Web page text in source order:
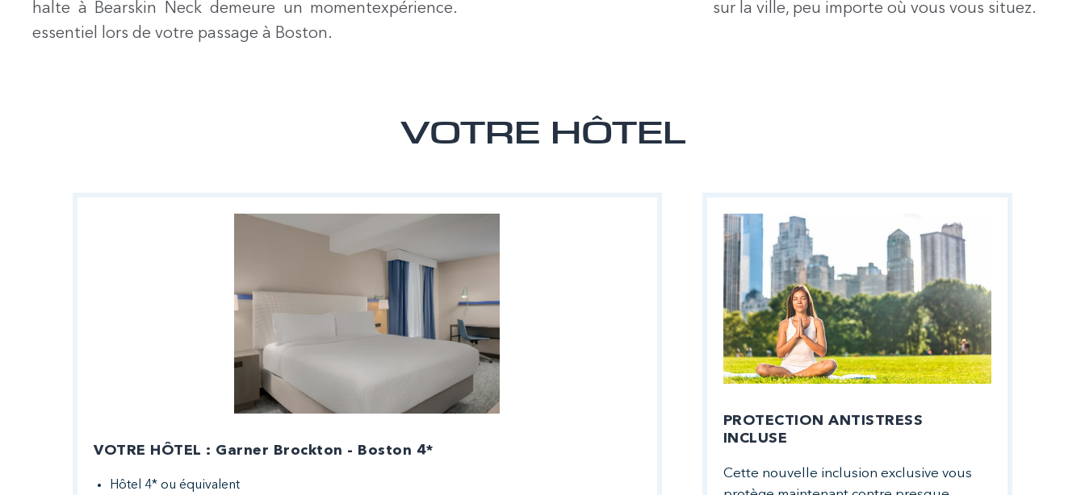
halte à Bearskin Neck demeure un moment
essentiel lors de votre passage à Boston.
expérience.
sur la ville, peu importe où vous vous situez.
VOTRE HÔTEL
VOTRE HÔTEL : Garner Brockton - Boston 4*
Hôtel 4* ou équivalent
PROTECTION ANTISTRESS
INCLUSE
Cette nouvelle inclusion exclusive vous